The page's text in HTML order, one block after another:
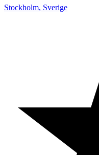
Stockholm, Sverige